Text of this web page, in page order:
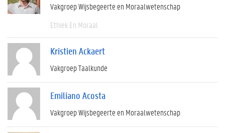
Vakgroep Wijsbegeerte en Moraalwetenschap
Ethiek En Moraal
Kristien Ackaert
Vakgroep Taalkunde
Emiliano Acosta
Vakgroep Wijsbegeerte en Moraalwetenschap